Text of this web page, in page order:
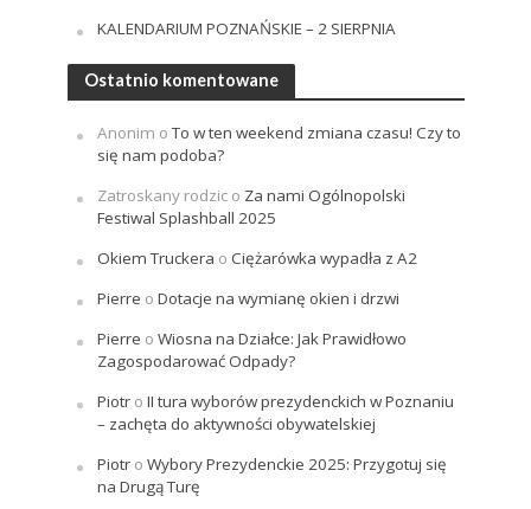
KALENDARIUM POZNAŃSKIE – 2 SIERPNIA
Ostatnio komentowane
Anonim oTo w ten weekend zmiana czasu! Czy to
się nam podoba?
Zatroskany rodzico Za nami Ogólnopolski
Festiwal Splashball 2025
Okiem Truckera o Ciężarówka wypadła z A2
Pierre o Dotacje na wymianę okien i drzwi
Pierre o Wiosna na Działce: Jak Prawidłowo
Zagospodarować Odpady?
Piotro II tura wyborów prezydenckich w Poznaniu
– zachęta do aktywności obywatelskiej
Piotro Wybory Prezydenckie 2025: Przygotuj się
na Drugą Turę